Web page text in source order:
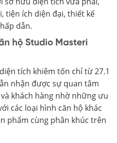
tiện ích diện đại, thiết kế
dẫn.
hộ Studio Masteri
tích khiêm tốn chỉ từ 27.1
nhận được sự quan tâm
khách hàng nhờ những ưu
các loại hình căn hộ khác
phẩm cùng phân khúc trên